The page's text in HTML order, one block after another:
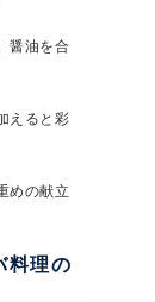
醤油を合
えると彩
めの献立
料理の